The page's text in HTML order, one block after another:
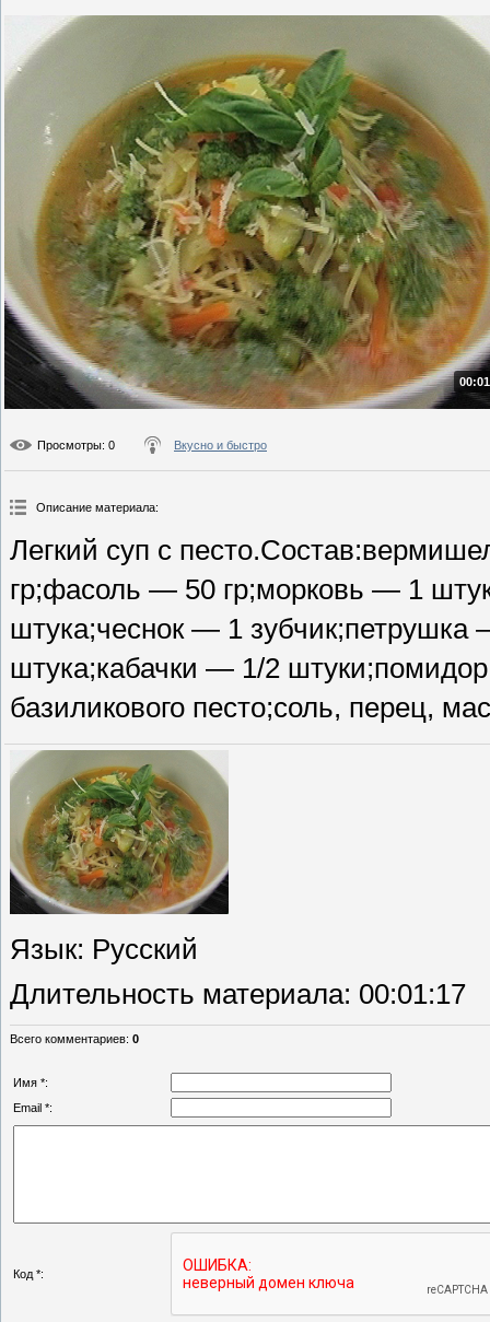
Просмотры: 0 Вкусно и быстро
Описание материала:
Легкий суп с
гр;фасоль — 50 гр;морковь — 1
штука;чеснок — 1
штука;кабачки — 1/2
базиликового песто;соль, перец,
Язык: Русский
Длительность материала: 00:01:17
Всего комментариев: 0
Имя *:
Email *:
Код *: